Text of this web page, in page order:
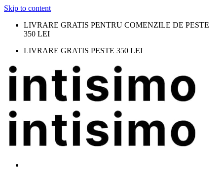
Skip to content
LIVRARE GRATIS PENTRU COMENZILE DE PESTE
350 LEI
LIVRARE GRATIS PESTE 350 LEI